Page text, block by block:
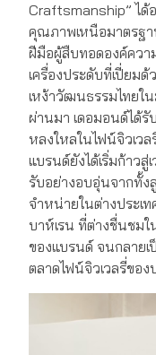
Craftsmanship” ได้
คุณภาพเหนือมาตรฐา
ฝีมือผู้สืบทอดองค์ควา
เครื่องประดับที่เปี่ยม
เหง้าวัฒนธรรมไทยใ
ผ่านมา เดอมอนด์ได้รั
หลงใหลในไฟน์จิวเว
แบรนด์ยังได้เริ่มก้าวสู่
รับอย่างอบอุ่นจากทั้ง
จำหน่ายในต่างประเท
บาห์เรน ที่ต่างชื่นชม
ของแบรนด์ จนกลายเ
ตลาดไฟน์จิวเวลรี่ของ